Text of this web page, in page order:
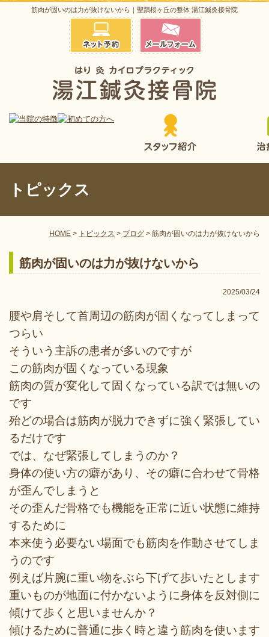
筋肉が固いのは力が抜けないから｜聖蹟桜ヶ丘の整体 湯江鍼灸接骨院
トピックス
HOME > トピックス > ブログ > 筋肉が固いのは力が抜けないから
筋肉が固いのは力が抜けないから
2025/03/24
腰や肩そして首周辺の筋肉が固くなってしまって
つらい
そういう主訴の患者が多いのですが
この筋肉が固くなっている現象
筋肉の質が変化して固くなっている訳では無いの
です
殆どの場合は筋肉が脱力できずに強く緊張してい
るだけです
では、なぜ緊張してしまうのか？
身体の使い方の癖があり、その癖に合わせて骨格
が歪んでしまうと
その歪んだ骨格でも機能を正常に近い状態に維持
するために
本来使う必要ない場面でも筋肉を作動させてしま
うのです
例えば片腕に重い物をぶら下げて歩いたとします
重いものが地面に付かないように身体を反対側に
傾けて歩くと思いませんか？
傾けるために普通に歩く時と違う筋肉を使います